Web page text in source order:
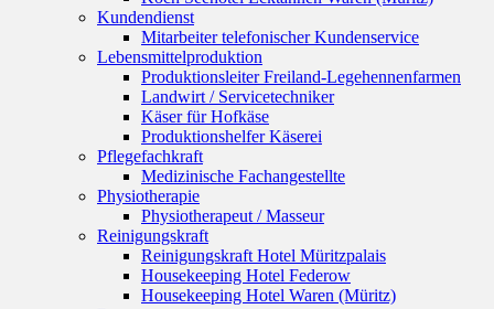
Kundendienst
Mitarbeiter telefonischer Kundenservice
Lebensmittelproduktion
Produktionsleiter Freiland-Legehennenfarmen
Landwirt / Servicetechniker
Käser für Hofkäse
Produktionshelfer Käserei
Pflegefachkraft
Medizinische Fachangestellte
Physiotherapie
Physiotherapeut / Masseur
Reinigungskraft
Reinigungskraft Hotel Müritzpalais
Housekeeping Hotel Federow
Housekeeping Hotel Waren (Müritz)